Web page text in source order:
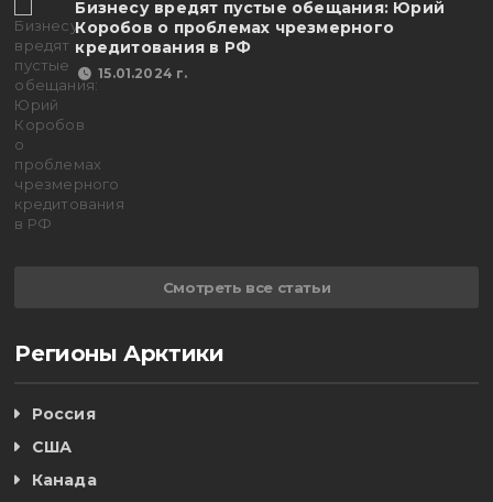
Бизнесу вредят пустые обещания: Юрий
Коробов о проблемах чрезмерного
кредитования в РФ
15.01.2024 г.
Смотреть все статьи
Регионы Арктики
Россия
США
Канада